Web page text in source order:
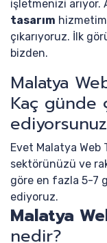
işletmenizi arıyor.
tasarım
çıkarıyoruz. İlk
bizden.
Malatya
Kaç günde
Evet Malatya Web
sektörünüzü ve
göre en fazla 5-7
ediyoruz.
Malatya
nedir?